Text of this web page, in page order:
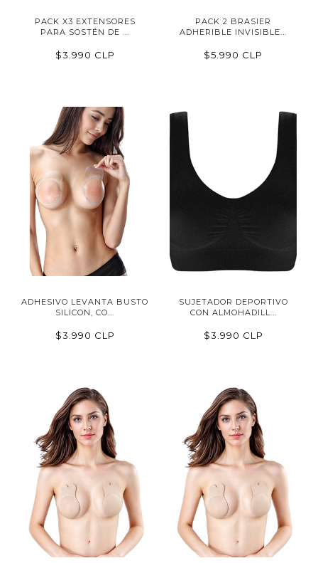
PACK X3 EXTENSORES
PARA SOSTÉN DE ...
$3.990 CLP
PACK 2 BRASIER
ADHERIBLE INVISIBLE...
$5.990 CLP
ADHESIVO LEVANTA BUSTO
SILICON, CO...
$3.990 CLP
SUJETADOR DEPORTIVO
CON ALMOHADILL...
$3.990 CLP